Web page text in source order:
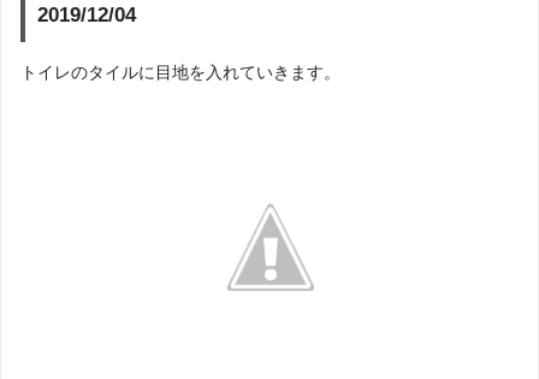
2019/12/04
トイレのタイルに目地を入れていきます。